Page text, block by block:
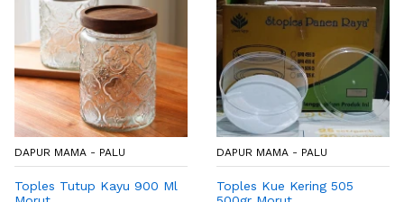
DAPUR MAMA - PALU
Toples Tutup Kayu 900 Ml
DAPUR MAMA - PALU
Toples Kue Kering 505